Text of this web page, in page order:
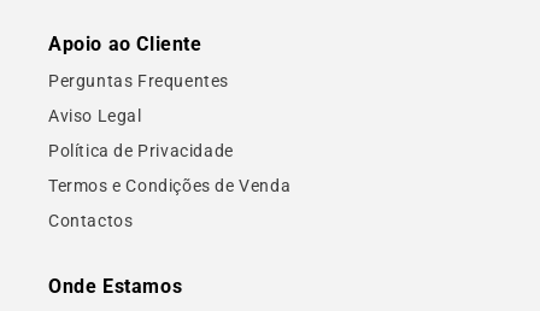
Apoio ao Cliente
Perguntas Frequentes
Aviso Legal
Política de Privacidade
Termos e Condições de Venda
Contactos
Onde Estamos